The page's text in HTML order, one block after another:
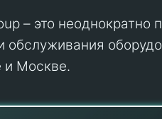
– это неоднократно
обслуживания
и Москве.